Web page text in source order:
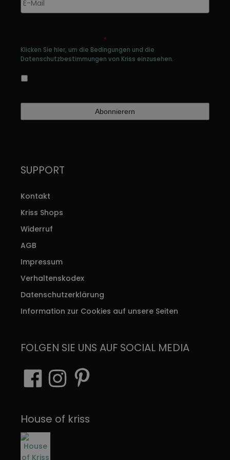
Mail *
*
Klicken Sie hier, um die Bedingungen und die
Datenschutzbestimmungen von Kriss einzusehen.
SUPPORT
Kontakt
Kriss Shops
Widerruf
AGB
Impressum
Verhaltenskodex
Datenschutzerklärung
Information zur Cookies auf unsere Seiten
FOLGEN SIE UNS AUF SOCIAL MEDIA
House of kriss